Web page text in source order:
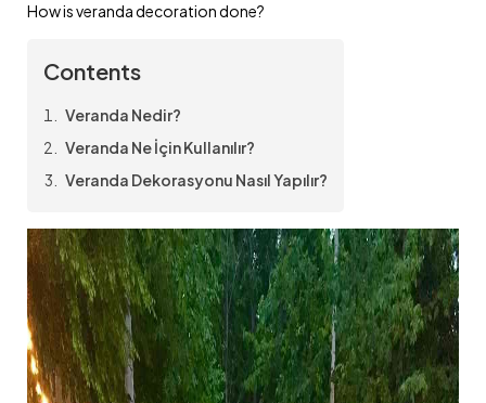
How is veranda decoration done?
Contents
Veranda Nedir?
Veranda Ne İçin Kullanılır?
Veranda Dekorasyonu Nasıl Yapılır?